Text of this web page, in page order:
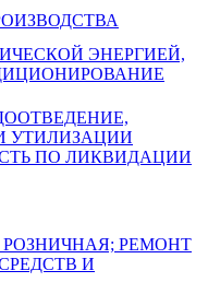
ЭНЕРГИЕЙ,
УТИЛИЗАЦИИ
ПО ЛИКВИДАЦИИ
РЕМОНТ
И